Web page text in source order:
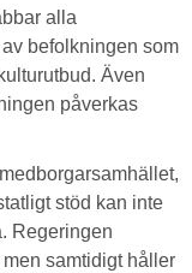
alla
befolkningen som
Även
påverkas
stöd kan inte
Regeringen
samtidigt håller